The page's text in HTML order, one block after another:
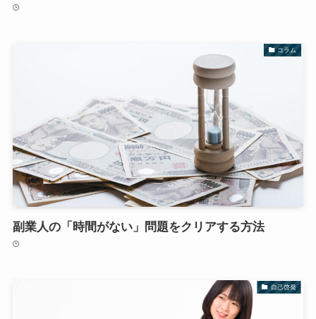
コラム
副業人の「時間がない」問題をクリアする方法
自己啓発